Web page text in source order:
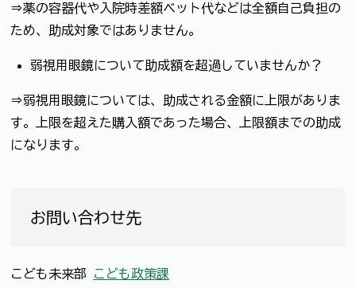
⇒薬の容器代や入院時差額ベット代などは全額自己負担の
ため、助成対象ではありません。
弱視用眼鏡について助成額を超過していませんか？
⇒弱視用眼鏡については、助成される金額に上限がありま
す。上限を超えた購入額であった場合、上限額までの助成
になります。
お問い合わせ先
こども未来部
こども政策課